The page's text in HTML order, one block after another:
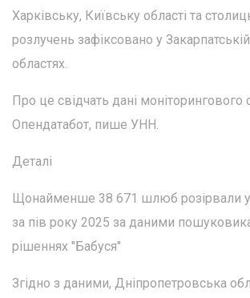
Харківську, Київську області та
розлучень зафіксовано у
областях.
Про це свідчать дані моніторингового
Опендатабот, пише УНН.
Деталі
Щонайменше 38 671 шлюб розірвали
за пів року 2025 за даними
рішеннях "Бабуся"
Згідно з даними, Дніпропетровська